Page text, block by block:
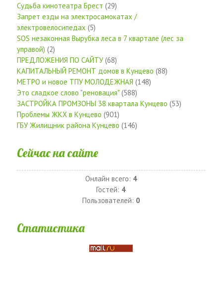
Судьба кинотеатра Брест (29)
Запрет езды на электросамокатах /
электровелосипедах (5)
SOS незаконная Вырубка леса в 7 квартале (лес за
управой) (2)
ПРЕДЛОЖЕНИЯ ПО САЙТУ(68)
КАПИТАЛЬНЫЙ РЕМОНТ домов в Кунцево (88)
МЕТРО и новое ТПУ МОЛОДЕЖНАЯ (148)
Это сладкое слово "реновация" (588)
ЗАСТРОЙКА ПРОМЗОНЫ 38 квартала Кунцево (53)
Проблемы ЖКХ в Кунцево (901)
ГБУ Жилищник района Кунцево (146)
Сейчас на сайте
Онлайн всего: 4
Гостей: 4
Пользователей: 0
Статистика